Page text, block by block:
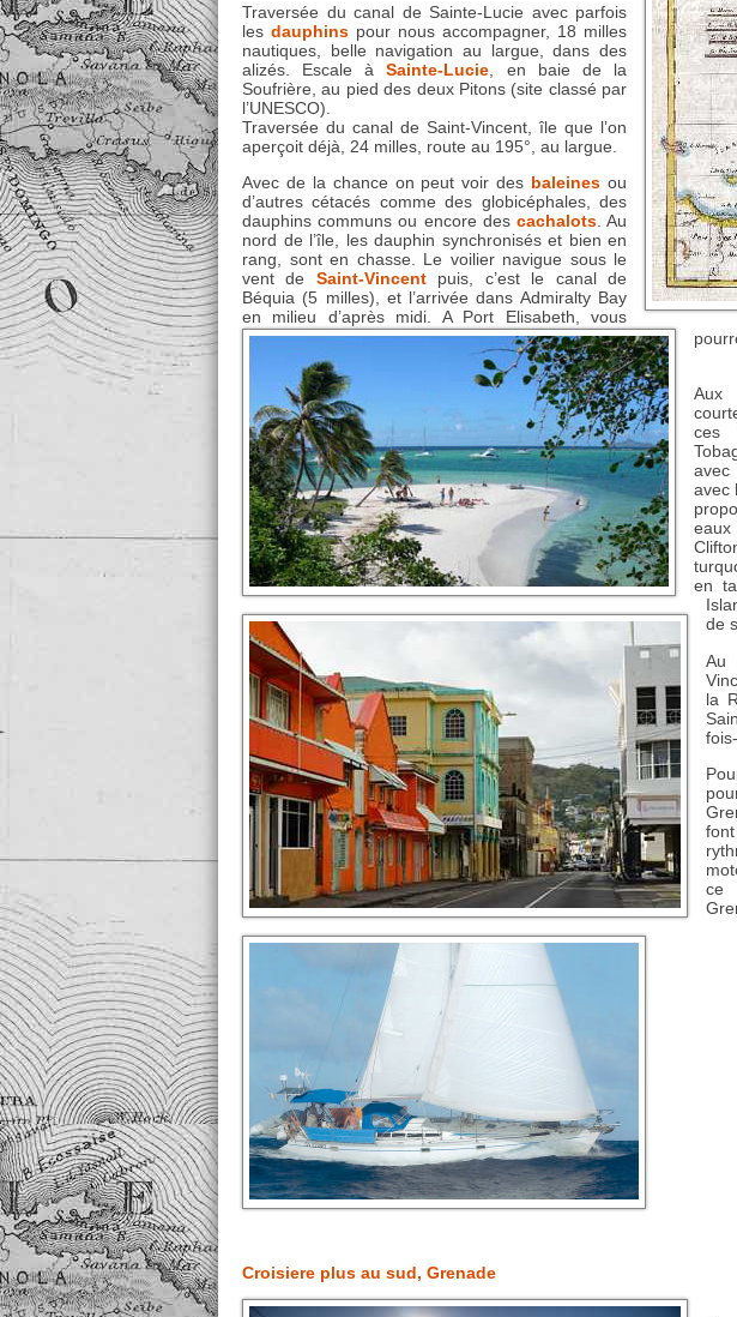
Traversée du canal de Sainte-Lucie avec parfois
les dauphins pour nous accompagner, 18 milles
nautiques, belle navigation au largue, dans des
alizés. Escale àSainte-Lucie , en baie de la
Soufrière, au pied des deux Pitons (site classé par
l’UNESCO).
Traversée du canal de Saint-Vincent, île que l’on
aperçoit déjà, 24 milles, route au 195°, au largue.
Avec de la chance on peut voir des baleines ou
d’autres cétacés comme des globicéphales, des
dauphins communs ou encore des cachalots. Au
nord de l’île, les dauphin synchronisés et bien en
rang, sont en chasse. Le voilier navigue sous le
vent de Saint-Vincentpuis, c’est le canal de
Béquia (5 milles), et l’arrivée dans Admiralty Bay
en milieu d’après midi. A Port Elisabeth, vous
Aux
ces
avec
en
de
Au
la
ce
Croisiere plus au sud, Grenade